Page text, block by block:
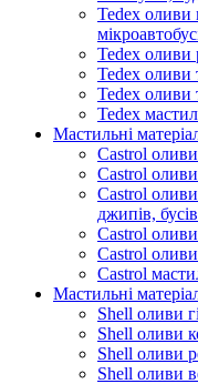
Tedex оливи
Tedex оливи
Tedex оливи
Tedex оливи
Tedex
Мастильні
Castrol
Castrol оливи
Castrol
джипів,
Castrol
Castrol
Castrol
Мастильні
Shell оливи
Shell оливи
Shell оливи
Shell оливи